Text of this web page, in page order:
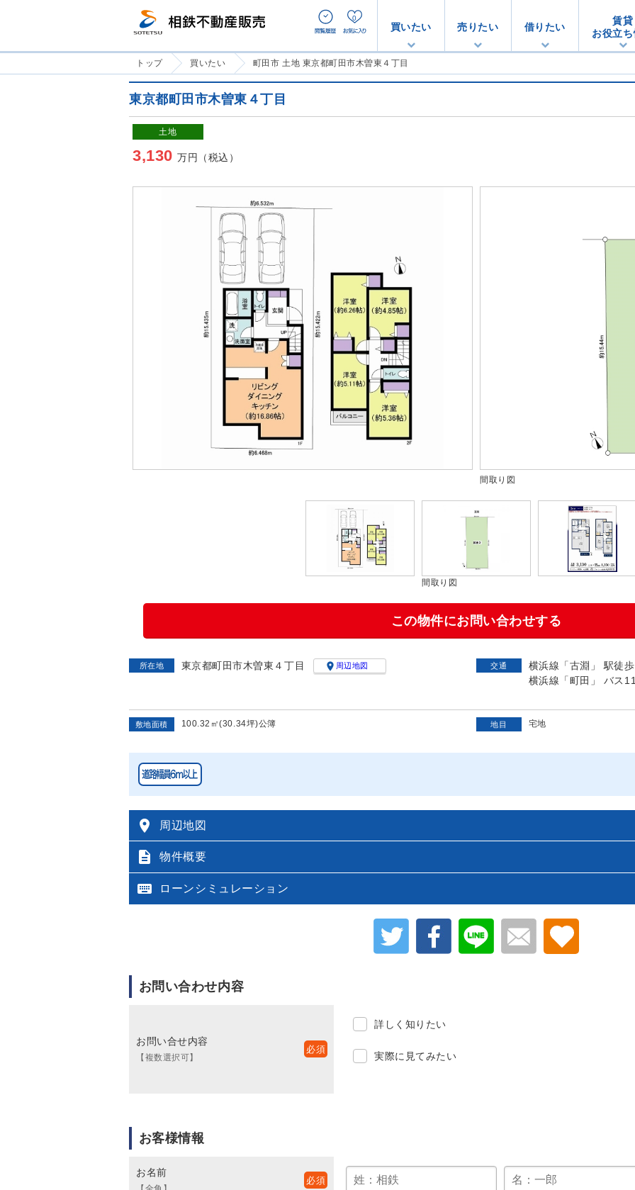
買いたい 売りたい 借りたい
賃貸
お役立
0
トップ 買いたい 町田市 土地 東京都町田市木曽東４丁目
東京都町田市木曽東４丁目
土地
3,130万円（税込）
間取り図
間取り図
この物件にお問い合わせする
所在地 東京都町田市木曽東４丁目  周辺地図 交通
横浜線「古淵」 駅徒
横浜線「町田」 バス
敷地面積 100.32㎡(30.34坪)公簿 地目 宅地
 周辺地図
 物件概要
 ローンシミュレーション
お問い合わせ内容
お問い合せ内容
【複数選択可】
詳しく知りたい
実際に見てみたい
お客様情報
お名前